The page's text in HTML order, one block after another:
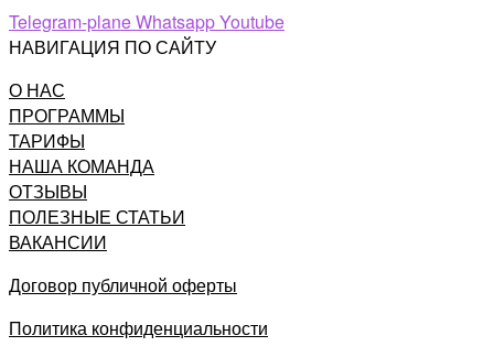
Telegram-planeWhatsappYoutube
НАВИГАЦИЯ ПО САЙТУ
О НАС
ПРОГРАММЫ
ТАРИФЫ
НАША КОМАНДА
ОТЗЫВЫ
ПОЛЕЗНЫЕ СТАТЬИ
ВАКАНСИИ
Договор публичной оферты
Политика конфиденциальности